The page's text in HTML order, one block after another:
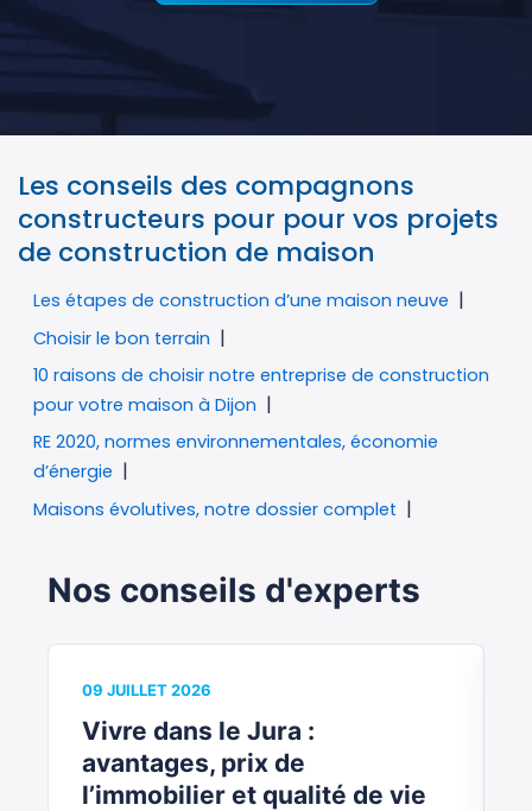
Les conseils des compagnons
constructeurs pour pour vos projets
de construction de maison
Les étapes de construction d’une maison neuve
Choisir le bon terrain
10 raisons de choisir notre entreprise de construction
pour votre maison à Dijon
RE 2020, normes environnementales, économie
d’énergie
Maisons évolutives, notre dossier complet
Nos conseils d'experts
09 JUILLET 2026
Vivre dans le Jura :
avantages, prix de
l’immobilier et qualité de vie